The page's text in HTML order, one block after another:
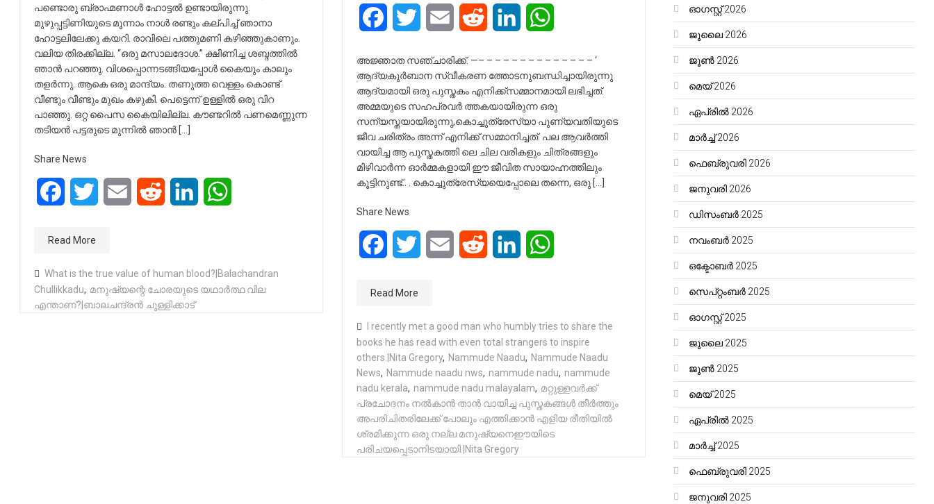
പണ്ടൊരു ബ്രാഹ്മണാൾ ഹോട്ടൽ ഉണ്ടായിരുന്നു.
മുഴുപ്പട്ടിണിയുടെ മൂന്നാം നാൾ രണ്ടും കല്പിച്ച് ഞാനാ
ഹോട്ടലിലേക്കു കയറി. രാവിലെ പത്തുമണി കഴിഞ്ഞുകാണും.
വലിയ തിരക്കില്ല. “ഒരു മസാലദോശ.” ക്ഷീണിച്ച ശബ്ദത്തിൽ
ഞാൻ പറഞ്ഞു. വിശപ്പൊന്നടങ്ങിയപ്പോൾ കൈയും കാലും
തളർന്നു. ആകെ ഒരു മാന്ദ്യം. തണുത്ത വെള്ളം കൊണ്ട്
വീണ്ടും വീണ്ടും മുഖം കഴുകി. പെട്ടെന്ന് ഉള്ളിൽ ഒരു വിറ
പാഞ്ഞു. ഒറ്റ പൈസ കൈയിലില്ല. കൗണ്ടറിൽ പണമെണ്ണുന്ന
തടിയൻ പട്ടരുടെ മുന്നിൽ ഞാൻ […]
Share News
FacebookTwitter Email Reddit LinkedIn
Read More
What is the true value of human blood?|Balachandran
Chullikkadu, മനുഷ്യന്റെ ചോരയുടെ യഥാർത്ഥ വില
എന്താണ്?|ബാലചന്ദ്രൻ ചുള്ളിക്കാട്
FacebookTwitter Email Reddit LinkedIn
അജ്ഞാത സഞ്ചാരിക്ക്. —– – – – – – – – – – – – – – ‘
ആദ്യകുർബാന സ്വീകരണ ത്തോടനുബന്ധിച്ചായിരുന്നു
ആദ്യമായി ഒരു പുസ്തകം എനിക്ക്സമ്മാനമായി ലഭിച്ചത്.
അമ്മയുടെ സഹപ്രവർ ത്തകയായിരുന്ന ഒരു
സന്യസ്തയായിരുന്നു,കൊച്ചുത്രേസ്യാ പുണ്യവതിയുടെ
ജീവ ചരിത്രം അന്ന് എനിക്ക് സമ്മാനിച്ചത്. പല ആവർത്തി
വായിച്ച ആ പുസ്തകത്തി ലെ ചില വരികളും ചിത്രങ്ങളും
മിഴിവാർന്ന ഓർമ്മകളായി ഈ ജീവിത സായാഹ്നത്തിലും
കൂട്ടിനുണ്ട്.. . കൊച്ചുത്രേസ്യയെപ്പോലെ തന്നെ, ഒരു […]
Share News
FacebookTwitter Email Reddit LinkedIn
Read More
I recently met a good man who humbly tries to share the
books he has read with even total strangers to inspire
others.|Nita Gregory, Nammude Naadu, Nammude Naadu
News, Nammude naadu nws, nammude nadu, nammude
nadu kerala, nammude nadu malayalam, മറ്റുള്ളവർക്ക്
പ്രചോദനം നൽകാൻ താൻ വായിച്ച പുസ്തകങ്ങൾ തീർത്തും
അപരിചിതരിലേക്ക് പോലും എത്തിക്കാൻ എളിയ രീതിയിൽ
ശ്രമിക്കുന്ന ഒരു നല്ല മനുഷ്യനെഈയിടെ
പരിചയപ്പെടാനിടയായി.|Nita Gregory
ഓഗസ്റ്റ്‌ 2026
ജൂലൈ 2026
ജൂൺ 2026
മെയ്‌ 2026
ഏപ്രിൽ 2026
മാർച്ച്‌ 2026
ഫെബ്രുവരി 2026
ജനുവരി 2026
ഡിസംബർ 2025
നവംബർ 2025
ഒക്ടോബർ 2025
സെപ്റ്റംബർ 2025
ഓഗസ്റ്റ്‌ 2025
ജൂലൈ 2025
ജൂൺ 2025
മെയ്‌ 2025
ഏപ്രിൽ 2025
മാർച്ച്‌ 2025
ഫെബ്രുവരി 2025
ജനുവരി 2025